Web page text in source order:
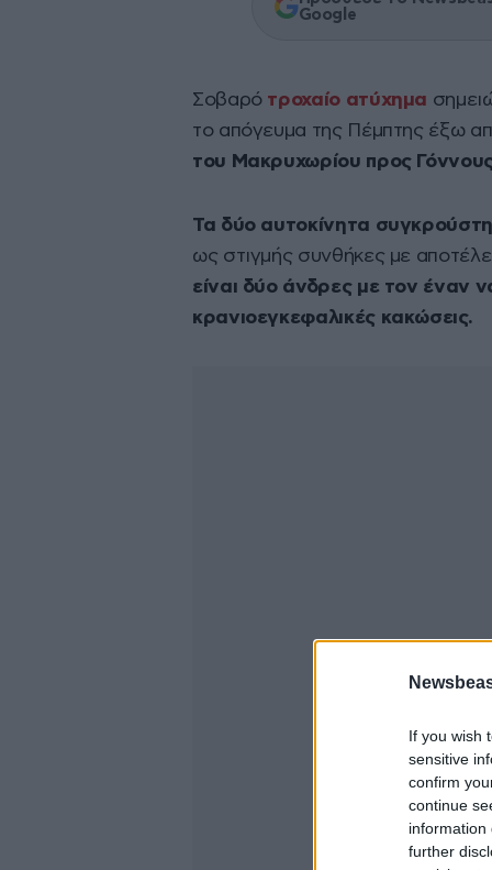
If you wish
sensitive
confirm
continue
information
further
Google
Σοβαρό τροχαίο ατύχημα
το απόγευμα της Πέμπτης έξω
του Μακρυχωρίου προς
Τα δύο αυτοκίνητα
ως στιγμής συνθήκες με
είναι δύο άνδρες με τον έναν
κρανιοεγκεφαλικές κακώσεις.